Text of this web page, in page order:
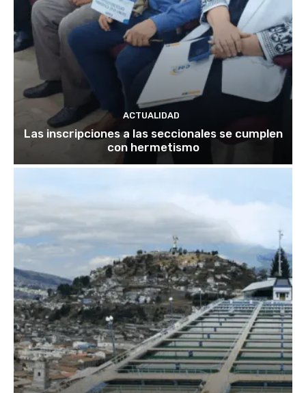
ACTUALIDAD
Las inscripciones a las seccionales se cumplen
con hermetismo